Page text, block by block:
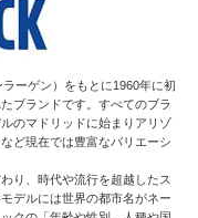
ーゲン）をもとに1960年に初
ブランドです。すべてのブラ
のマドリッドに始まりアリゾ
ど現在では豊富なバリエーシ
り、時代や流行を超越したス
デルには世界の都市名がネー